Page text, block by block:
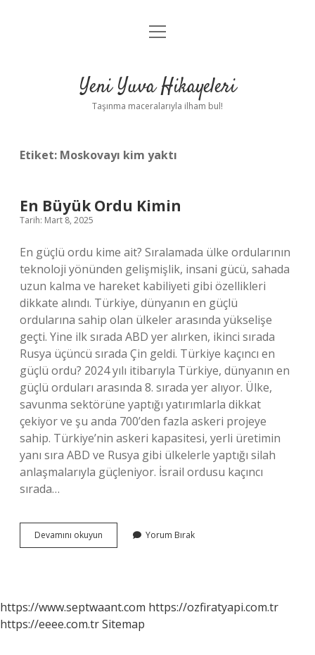
Anasayfa
Yasal Uyarı
menüyü
Yeni Yuva Hikayeleri
Taşınma maceralarıyla ilham bul!
Etiket: Moskovayı kim yaktı
En Büyük Ordu Kimin
Tarih: Mart 8, 2025
En güçlü ordu kime ait? Sıralamada ülke ordularının
teknoloji yönünden gelişmişlik, insani gücü, sahada
uzun kalma ve hareket kabiliyeti gibi özellikleri
dikkate alındı. Türkiye, dünyanın en güçlü
ordularına sahip olan ülkeler arasında yükselişe
geçti. Yine ilk sırada ABD yer alırken, ikinci sırada
Rusya üçüncü sırada Çin geldi. Türkiye kaçıncı en
güçlü ordu? 2024 yılı itibarıyla Türkiye, dünyanın en
güçlü orduları arasında 8. sırada yer alıyor. Ülke,
savunma sektörüne yaptığı yatırımlarla dikkat
çekiyor ve şu anda 700’den fazla askeri projeye
sahip. Türkiye’nin askeri kapasitesi, yerli üretimin
yanı sıra ABD ve Rusya gibi ülkelerle yaptığı silah
anlaşmalarıyla güçleniyor. İsrail ordusu kaçıncı
sırada…
Devamını okuyun
Büyük
Yorum Bırak
https://www.septwaant.com https://ozfiratyapi.com.tr
https://eeee.com.trSitemap